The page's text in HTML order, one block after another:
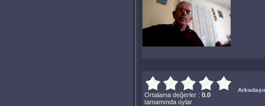
Ortalama değerler : 0.0
tamamında oylar